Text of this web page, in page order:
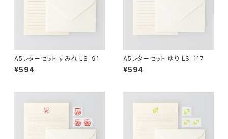
A5レターセット すみれ LS-91
¥594
A5レターセット ゆり LS-117
¥594